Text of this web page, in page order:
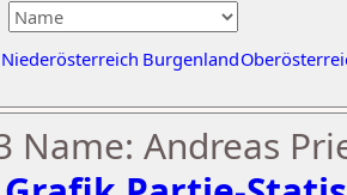
Niederösterreich Burgenland
Name: Andreas